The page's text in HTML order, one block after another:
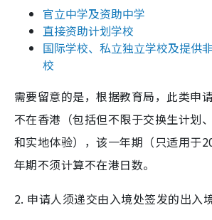
官立中学及资助中学
直接资助计划学校
国际学校、私立独立学校及提供
校
需要留意的是，根据教育局，此类申
不在香港（包括但不限于交换生计划
和实地体验），该一年期（只适用于
年期不须计算不在港日数。
2. 申请人须递交由入境处签发的出入